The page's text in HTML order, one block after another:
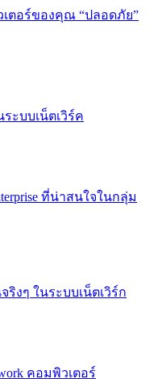
เตอร์ของคุณ “ปลอดภัย”
ะบบเน็ตเวิร์ค
ที่น่าสนใจในกลุ่ม
งๆ ในระบบเน็ตเวิร์ก
คอมพิวเตอร์